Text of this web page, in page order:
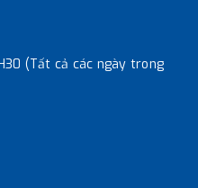
(Tất cả các ngày trong